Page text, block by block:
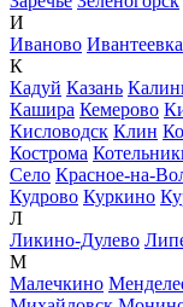
И
Иваново Ивантеевка
К
Кадуй Казань
Кашира Кемерово
Кисловодск Клин
Кострома
Село Красное-на-
Кудрово Куркино
Л
Ликино-Дулево
М
Малечкино